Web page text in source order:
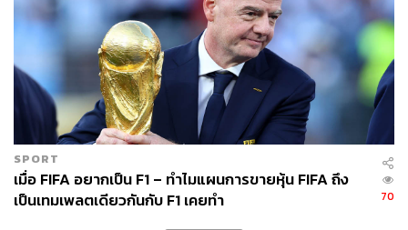
SPORT
เมื่อ FIFA อยากเป็น F1 – ทำไมแผนการขายหุ้น FIFA ถึง
เป็นเทมเพลตเดียวกันกับ F1 เคยทำ
70